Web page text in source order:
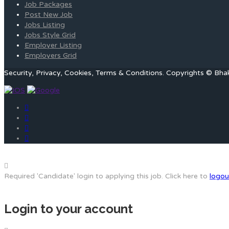
Job Packages
Post New Job
Jobs Listing
Jobs Style Grid
Employer Listing
Employers Grid
Security, Privacy, Cookies, Terms & Conditions. Copyrights ©
Required 'Candidate' login to applying this job. Click here to
Login to your account